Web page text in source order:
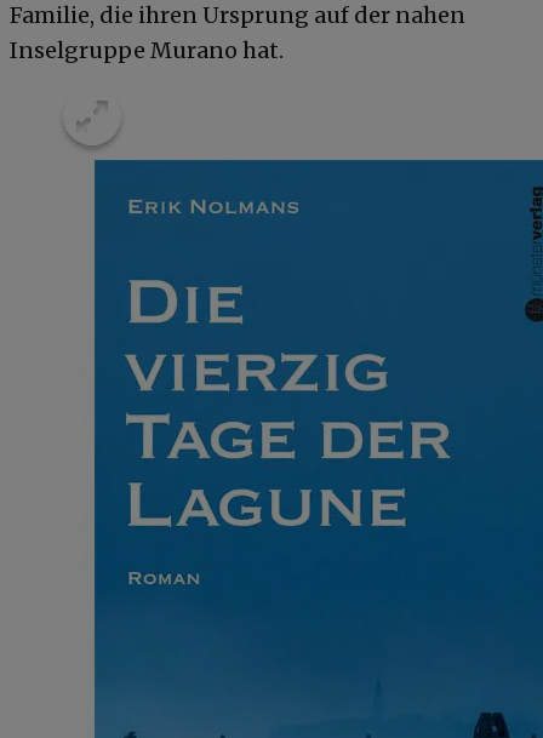
Familie, die ihren Ursprung auf der nahen
Inselgruppe Murano hat.